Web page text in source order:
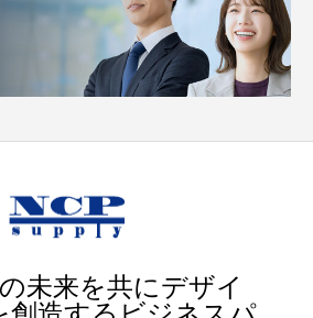
未来を共にデザイ